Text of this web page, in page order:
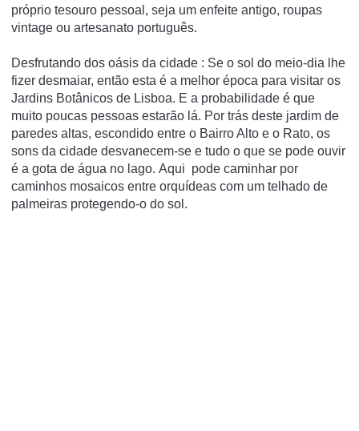
próprio tesouro pessoal, seja um enfeite antigo, roupas
vintage ou artesanato português.
Desfrutando dos oásis da cidade : Se o sol do meio-dia lhe
fizer desmaiar, então esta é a melhor época para visitar os
Jardins Botânicos de Lisboa. E a probabilidade é que
muito poucas pessoas estarão lá. Por trás deste jardim de
paredes altas, escondido entre o Bairro Alto e o Rato, os
sons da cidade desvanecem-se e tudo o que se pode ouvir
é a gota de água no lago. Aqui pode caminhar por
caminhos mosaicos entre orquídeas com um telhado de
palmeiras protegendo-o do sol.